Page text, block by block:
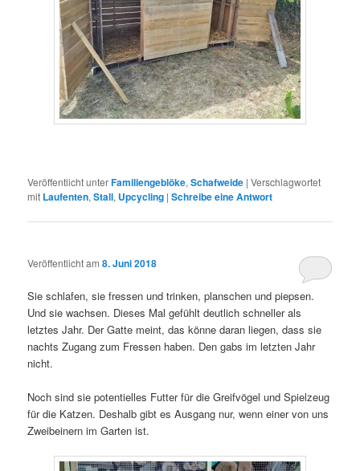
Veröffentlicht unterFamiliengeblöke,Schafweide |Verschlagwortet
mit Laufenten,Stall, Upcycling |Schreibe eine Antwort
Veröffentlicht am8. Juni 2018
Sie schlafen, sie fressen und trinken, planschen und piepsen.
Und sie wachsen. Dieses Mal gefühlt deutlich schneller als
letztes Jahr. Der Gatte meint, das könne daran liegen, dass sie
nachts Zugang zum Fressen haben. Den gabs im letzten Jahr
nicht.
Noch sind sie potentielles Futter für die Greifvögel und Spielzeug
für die Katzen. Deshalb gibt es Ausgang nur, wenn einer von uns
Zweibeinern im Garten ist.